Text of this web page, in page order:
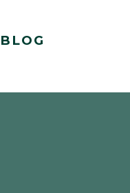
BLOG